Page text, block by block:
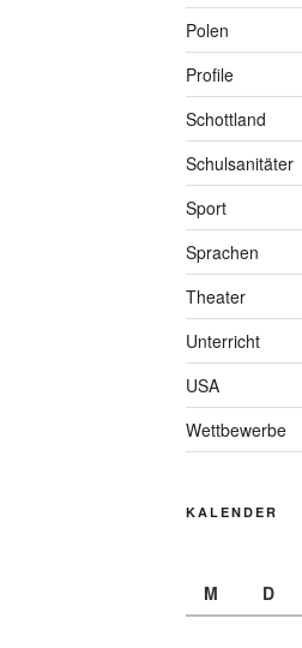
Polen
Profile
Schottland
Schulsanitäter
Sport
Sprachen
Theater
Unterricht
USA
Wettbewerbe
KALENDER
M
D